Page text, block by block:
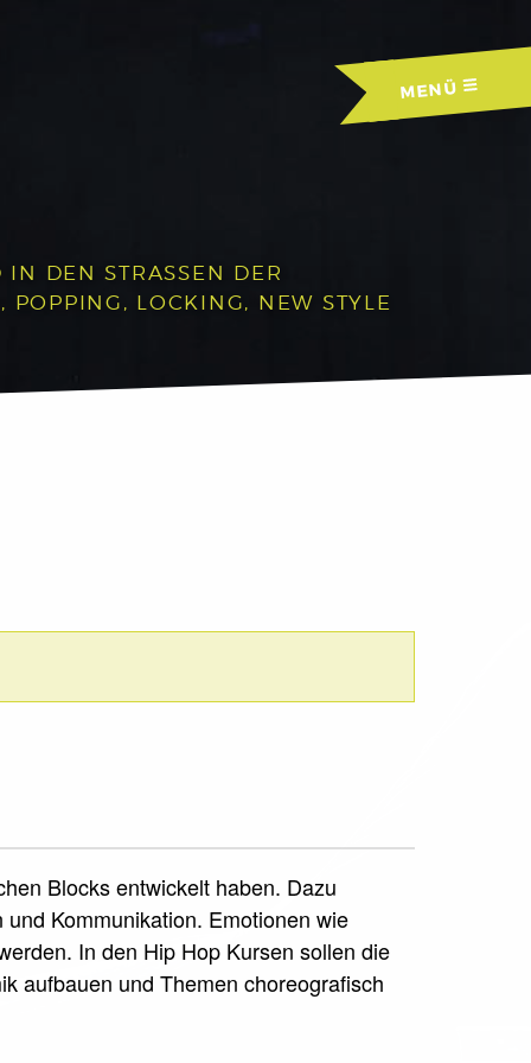
MENÜ
DEN STRASSEN DER A
LOCKING, NEW STYLE U
Blocks entwickelt haben. Dazu
Kommunikation. Emotionen wie
In den Hip Hop Kursen sollen die
aufbauen und Themen choreografisch